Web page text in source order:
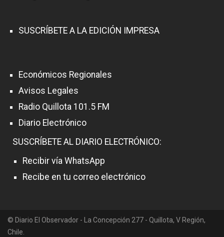
SUSCRÍBETE A LA EDICIÓN IMPRESA
Económicos Regionales
Avisos Legales
Radio Quillota 101.5 FM
Diario Electrónico
SUSCRÍBETE AL DIARIO ELECTRÓNICO:
Recibir vía WhatsApp
Recibe en tu correo electrónico
© Diario El Observador - La Concepción 277 - Quillota, V Región,
Chile.